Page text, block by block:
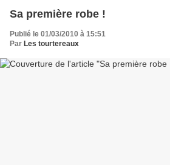
Sa première robe !
Publié le 01/03/2010 à 15:51
Par Les tourtereaux